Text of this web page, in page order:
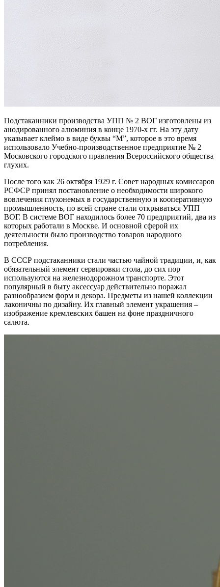
Подстаканники производства УПП № 2 ВОГ изготовлены из
анодированного алюминия в конце 1970-х гг. На эту дату
указывает клеймо в виде буквы “М”, которое в это время
использовало Учебно-производственное предприятие № 2
Московского городского правления Всероссийского общества
глухих.
После того как 26 октября 1929 г. Совет народных комиссаров
РСФСР принял постановление о необходимости широкого
вовлечения глухонемых в государственную и кооперативную
промышленность, по всей стране стали открываться УПП
ВОГ. В системе ВОГ находилось более 70 предприятий, два из
которых работали в Москве. И основной сферой их
деятельности было производство товаров народного
потребления.
В СССР подстаканники стали частью чайной традиции, и, как
обязательный элемент сервировки стола, до сих пор
используются на железнодорожном транспорте. Этот
популярный в быту аксессуар действительно поражал
разнообразием форм и декора. Предметы из нашей коллекции
лаконичны по дизайну. Их главный элемент украшения –
изображение кремлевских башен на фоне праздничного
салюта.